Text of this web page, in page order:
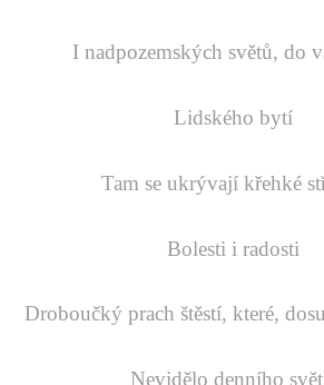
I nadpozemských světů, do
Lidského bytí
Tam se ukrývají křehké
Bolesti i radosti
Droboučký prach štěstí, které,
Nevidělo denního